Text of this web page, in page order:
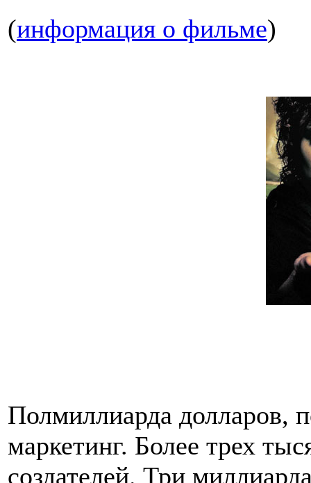
(информация о фильме)
Полмиллиарда долларов,
маркетинг. Более трех
создателей. Три